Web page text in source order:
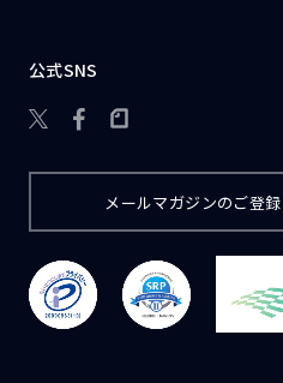
公式SNS

メールマガジンのご登